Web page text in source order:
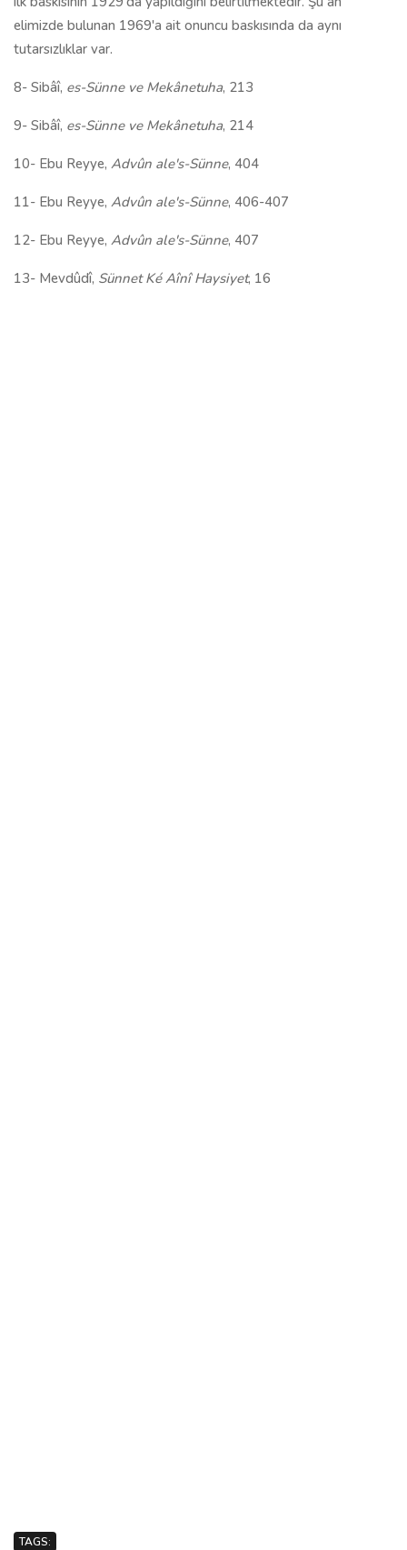
elimizde bulunan 1969'a ait onuncu baskısında da aynı
tutarsızlıklar var.
8- Sibâî, es-Sünne ve Mekânetuha, 213
9- Sibâî, es-Sünne ve Mekânetuha, 214
10- Ebu Reyye, Advûn ale's-Sünne, 404
11- Ebu Reyye, Advûn ale's-Sünne, 406-407
12- Ebu Reyye, Advûn ale's-Sünne, 407
13- Mevdûdî, Sünnet Ké Aînî Haysiyet, 16
TAGS: